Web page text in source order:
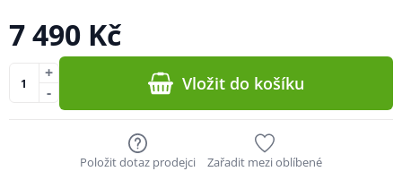
7 490 Kč
-
+ Vložit do košíku
Položit dotaz prodejci Zařadit mezi oblíbené